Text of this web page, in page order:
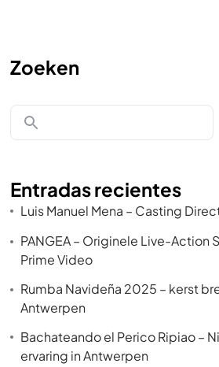
Zoeken
Entradas recientes
Luis Manuel Mena – Casting
PANGEA – Originele Live-Action
Prime Video
Rumba Navideña 2025 – kerst
Antwerpen
Bachateando el Perico Ripiao –
ervaring in Antwerpen